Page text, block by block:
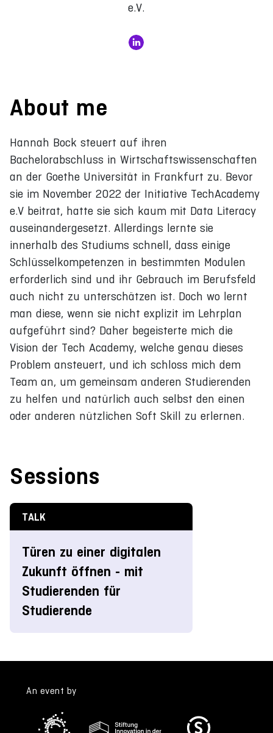
e.V.
About me
Hannah Bock steuert auf ihren
Bachelorabschluss in Wirtschaftswissenschaften
an der Goethe Universität in Frankfurt zu. Bevor
sie im November 2022 der Initiative TechAcademy
e.V beitrat, hatte sie sich kaum mit Data Literacy
auseinandergesetzt. Allerdings lernte sie
innerhalb des Studiums schnell, dass einige
Schlüsselkompetenzen in bestimmten Modulen
erforderlich sind und ihr Gebrauch im Berufsfeld
auch nicht zu unterschätzen ist. Doch wo lernt
man diese, wenn sie nicht explizit im Lehrplan
aufgeführt sind? Daher begeisterte mich die
Vision der Tech Academy, welche genau dieses
Problem ansteuert, und ich schloss mich dem
Team an, um gemeinsam anderen Studierenden
zu helfen und natürlich auch selbst den einen
oder anderen nützlichen Soft Skill zu erlernen.
Sessions
TALK
Türen zu einer digitalen
Zukunft öffnen - mit
Studierenden für
Studierende
An event by